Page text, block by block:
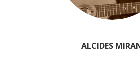
ALCIDES